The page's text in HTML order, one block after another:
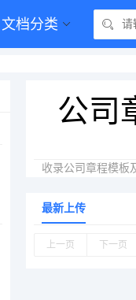
文档分类
公司
收录公司章程模板
最新上传
上一页 下一页